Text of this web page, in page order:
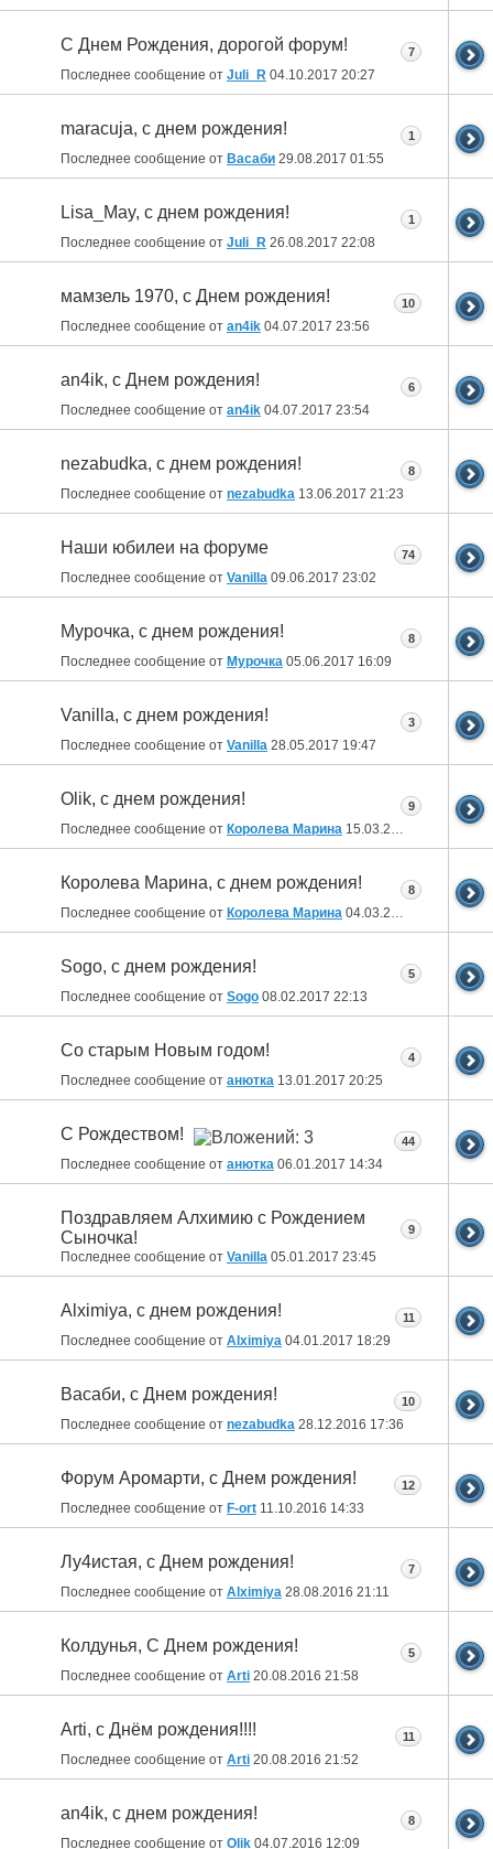
С Днем Рождения, дорогой форум!
Последнее сообщение от Juli_R 04.10.2017 20:27
7
maracuja, с днем рождения!
Последнее сообщение от Васаби 29.08.2017 01:55
1
Lisa_May, с днем рождения!
Последнее сообщение от Juli_R 26.08.2017 22:08
1
мамзель 1970, с Днем рождения!
Последнее сообщение от an4ik 04.07.2017 23:56
10
an4ik, с Днем рождения!
Последнее сообщение от an4ik 04.07.2017 23:54
6
nezabudka, с днем рождения!
Последнее сообщение от nezabudka 13.06.2017 21:23
8
Наши юбилеи на форуме
Последнее сообщение от Vanilla 09.06.2017 23:02
74
Мурочка, с днем рождения!
Последнее сообщение от Мурочка 05.06.2017 16:09
8
Vanilla, с днем рождения!
Последнее сообщение от Vanilla 28.05.2017 19:47
3
Olik, с днем рождения!
Последнее сообщение от Королева Марина 15.03.2017
9
Королева Марина, с днем рождения!
Последнее сообщение от Королева Марина 04.03.2017
8
Sogo, с днем рождения!
Последнее сообщение от Sogo 08.02.2017 22:13
5
Со старым Новым годом!
Последнее сообщение от анютка 13.01.2017 20:25
4
С Рождеством!
Последнее сообщение от анютка 06.01.2017 14:34
44
Поздравляем Алхимию с Рождением
Сыночка!
Последнее сообщение от Vanilla 05.01.2017 23:45
9
Alximiya, с днем рождения!
Последнее сообщение от Alximiya 04.01.2017 18:29
11
Васаби, с Днем рождения!
Последнее сообщение от nezabudka 28.12.2016 17:36
10
Форум Аромарти, с Днем рождения!
Последнее сообщение от F-ort 11.10.2016 14:33
12
Лу4истая, с Днем рождения!
Последнее сообщение от Alximiya 28.08.2016 21:11
7
Колдунья, С Днем рождения!
Последнее сообщение от Arti 20.08.2016 21:58
5
Arti, с Днём рождения!!!!
Последнее сообщение от Arti 20.08.2016 21:52
11
an4ik, с днем рождения!
Последнее сообщение от Olik 04.07.2016 12:09
8